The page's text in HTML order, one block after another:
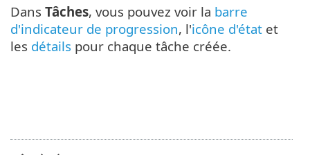
Dans Tâches, vous pouvez voir la barre
d'indicateur de progression, l'icône d'état et
les détails pour chaque tâche créée.